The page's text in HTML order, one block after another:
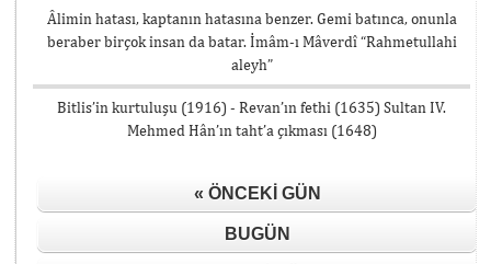
Âlimin hatası, kaptanın hatasına benzer. Gemi batınca, onunla
beraber birçok insan da batar. İmâm-ı Mâverdî “Rahmetullahi
aleyh”
Bitlis’in kurtuluşu (1916) - Revan’ın fethi (1635) Sultan IV.
Mehmed Hân’ın taht’a çıkması (1648)
« ÖNCEKI GÜN
BUGÜN